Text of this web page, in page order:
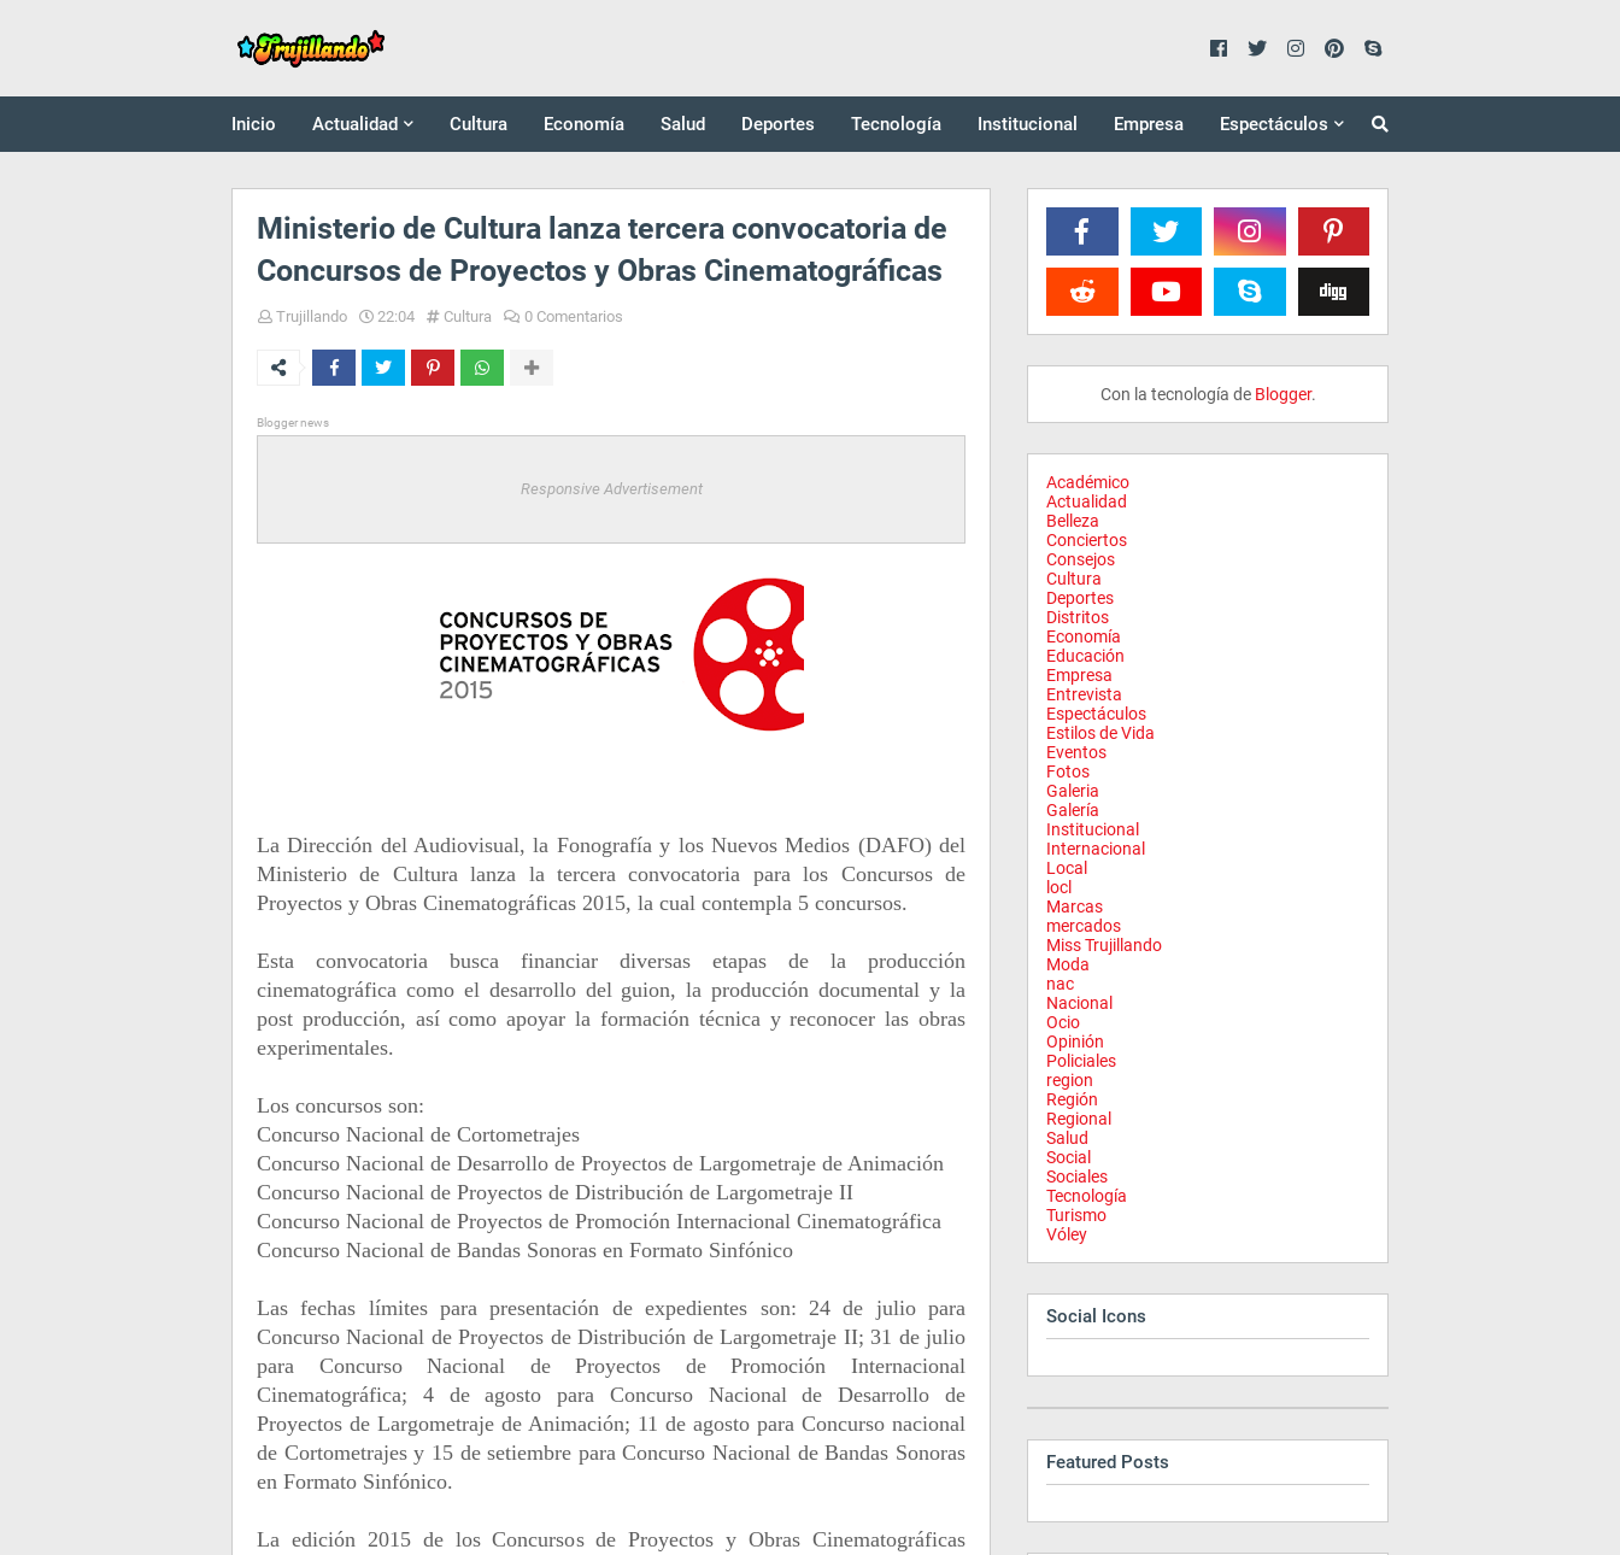
Inicio Actualidad Cultura Economía Salud Deportes Tecnología Institucional Empresa Espectáculos
Ministerio de Cultura lanza tercera convocatoria de
Concursos de Proyectos y Obras Cinematográficas
Trujillando 22:04 Cultura 0 Comentarios
Blogger news
Responsive Advertisement
La Dirección del Audiovisual, la Fonografía y los Nuevos Medios (DAFO) del
Ministerio de Cultura lanza la tercera convocatoria para los Concursos de
Proyectos y Obras Cinematográficas 2015, la cual contempla 5 concursos.
Esta convocatoria busca financiar diversas etapas de la producción
cinematográfica como el desarrollo del guion, la producción documental y la
post producción, así como apoyar la formación técnica y reconocer las obras
experimentales.
Los concursos son:
Concurso Nacional de Cortometrajes
Concurso Nacional de Desarrollo de Proyectos de Largometraje de Animación
Concurso Nacional de Proyectos de Distribución de Largometraje II
Concurso Nacional de Proyectos de Promoción Internacional Cinematográfica
Concurso Nacional de Bandas Sonoras en Formato Sinfónico
Las fechas límites para presentación de expedientes son: 24 de julio para
Concurso Nacional de Proyectos de Distribución de Largometraje II; 31 de julio
para Concurso Nacional de Proyectos de Promoción Internacional
Cinematográfica; 4 de agosto para Concurso Nacional de Desarrollo de
Proyectos de Largometraje de Animación; 11 de agosto para Concurso nacional
de Cortometrajes y 15 de setiembre para Concurso Nacional de Bandas Sonoras
en Formato Sinfónico.
La edición 2015 de los Concursos de Proyectos y Obras Cinematográficas
Con la tecnología de Blogger.
Académico
Actualidad
Belleza
Conciertos
Consejos
Cultura
Deportes
Distritos
Economía
Educación
Empresa
Entrevista
Espectáculos
Estilos de Vida
Eventos
Fotos
Galeria
Galería
Institucional
Internacional
Local
locl
Marcas
mercados
Miss Trujillando
Moda
nac
Nacional
Ocio
Opinión
Policiales
region
Región
Regional
Salud
Social
Sociales
Tecnología
Turismo
Vóley
Social Icons
Featured Posts